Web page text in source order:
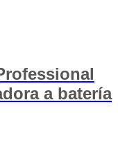
a batería